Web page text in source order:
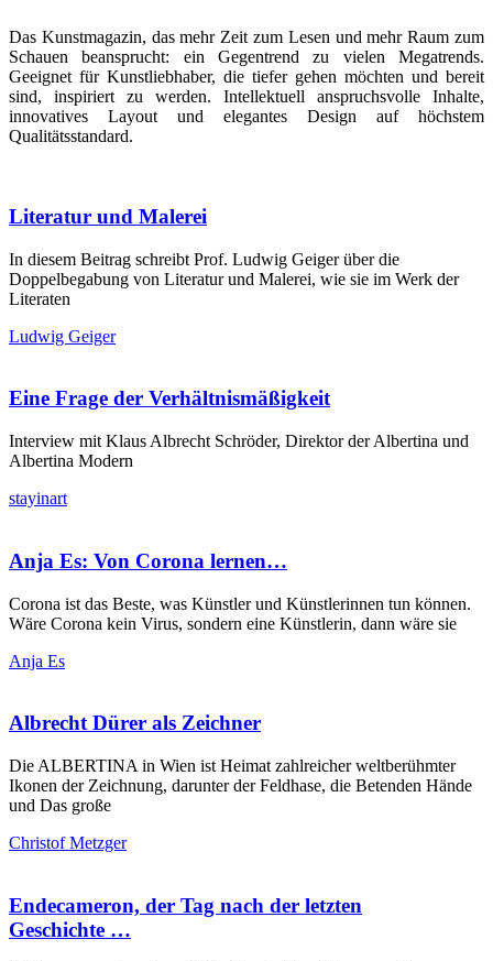
Das Kunstmagazin, das mehr Zeit zum Lesen und mehr Raum zum
Schauen beansprucht: ein Gegentrend zu vielen Megatrends.
Geeignet für Kunstliebhaber, die tiefer gehen möchten und bereit
sind, inspiriert zu werden. Intellektuell anspruchsvolle Inhalte,
innovatives Layout und elegantes Design auf höchstem
Qualitätsstandard.
Literatur und Malerei
In diesem Beitrag schreibt Prof. Ludwig Geiger über die
Doppelbegabung von Literatur und Malerei, wie sie im Werk der
Literaten
Ludwig Geiger
Eine Frage der Verhältnismäßigkeit
Interview mit Klaus Albrecht Schröder, Direktor der Albertina und
Albertina Modern
stayinart
Anja Es: Von Corona lernen…
Corona ist das Beste, was Künstler und Künstlerinnen tun können.
Wäre Corona kein Virus, sondern eine Künstlerin, dann wäre sie
Anja Es
Albrecht Dürer als Zeichner
Die ALBERTINA in Wien ist Heimat zahlreicher weltberühmter
Ikonen der Zeichnung, darunter der Feldhase, die Betenden Hände
und Das große
Christof Metzger
Endecameron, der Tag nach der letzten
Geschichte …